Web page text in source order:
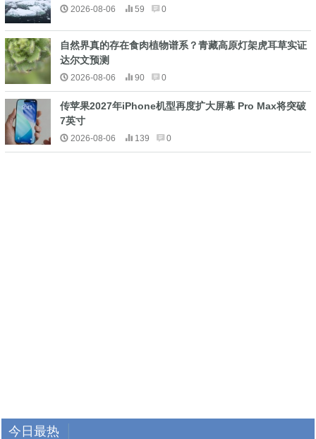
2026-08-06 59 0
自然界真的存在食肉植物谱系？青藏高原灯架虎耳草实证
达尔文预测
2026-08-06 90 0
传苹果2027年iPhone机型再度扩大屏幕 Pro Max将突破
7英寸
2026-08-06 139 0
今日最热